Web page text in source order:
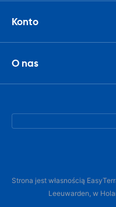
Konto
O nas
Strona jest własnością
Leeuwarden, w